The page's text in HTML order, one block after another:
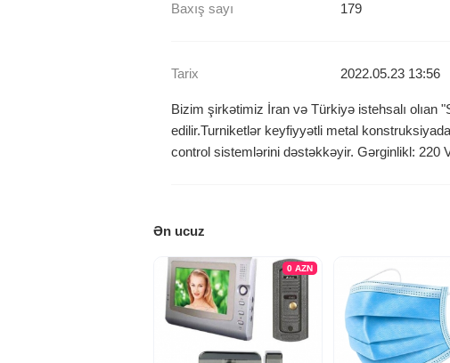
Baxış sayı 179
Tarix 2022.05.23 13:56
Bizim şirkətimiz İran və Türkiyə istehsalı olıan
edilir.Turniketlər keyfiyyətli metal
control sistemlərini dəstəkkəyir. Gərginlikl: 220
Ən ucuz
0 AZN